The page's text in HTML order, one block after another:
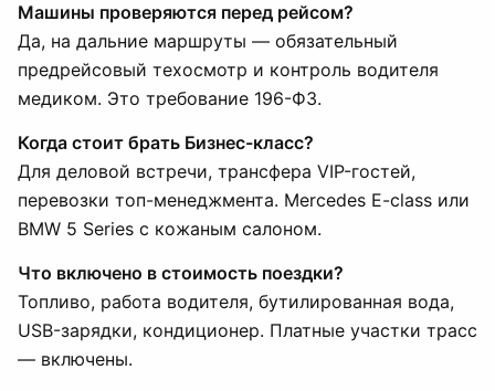
Машины проверяются перед рейсом?
Да, на дальние маршруты — обязательный
предрейсовый техосмотр и контроль водителя
медиком. Это требование 196-ФЗ.
Когда стоит брать Бизнес-класс?
Для деловой встречи, трансфера VIP-гостей,
перевозки топ-менеджмента. Mercedes E-class или
BMW 5 Series с кожаным салоном.
Что включено в стоимость поездки?
Топливо, работа водителя, бутилированная вода,
USB-зарядки, кондиционер. Платные участки трасс
— включены.